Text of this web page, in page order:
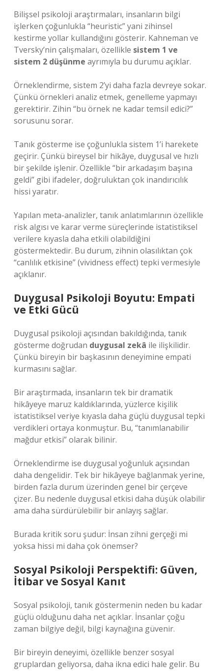
Bilişsel psikoloji araştırmaları, insanların bilgi
işlerken çoğunlukla “heuristic” yani zihinsel
kestirme yollar kullandığını gösterir. Kahneman ve
Tversky’nin çalışmaları, özellikle sistem 1 ve
sistem 2 düşünme ayrımıyla bu durumu açıklar.
Örneklendirme, sistem 2’yi daha fazla devreye sokar.
Çünkü örnekleri analiz etmek, genelleme yapmayı
gerektirir. Zihin “bu örnek ne kadar temsil edici?”
sorusunu sorar.
Tanık gösterme ise çoğunlukla sistem 1’i harekete
geçirir. Çünkü bireysel bir hikâye, duygusal ve hızlı
bir şekilde işlenir. Özellikle “bir arkadaşım başına
geldi” gibi ifadeler, doğruluktan çok inandırıcılık
hissi yaratır.
Yapılan meta-analizler, tanık anlatımlarının özellikle
risk algısı ve karar verme süreçlerinde istatistiksel
verilere kıyasla daha etkili olabildiğini
göstermektedir. Bu durum, zihnin olasılıktan çok
“canlılık etkisine” (vividness effect) tepki vermesiyle
açıklanır.
Duygusal Psikoloji Boyutu: Empati
ve Etki Gücü
Duygusal psikoloji açısından bakıldığında, tanık
gösterme doğrudan duygusal zekâ ile ilişkilidir.
Çünkü bireyin bir başkasının deneyimine empati
kurmasını sağlar.
Bir araştırmada, insanların tek bir dramatik
hikâyeye maruz kaldıklarında, yüzlerce kişilik
istatistiksel veriye kıyasla daha güçlü duygusal tepki
verdikleri ortaya konmuştur. Bu, “tanımlanabilir
mağdur etkisi” olarak bilinir.
Örneklendirme ise duygusal yoğunluk açısından
daha dengelidir. Tek bir hikâyeye bağlanmak yerine,
birden fazla durum üzerinden genel bir çerçeve
çizer. Bu nedenle duygusal etkisi daha düşük olabilir
ama daha sürdürülebilir bir anlayış sağlar.
Burada kritik soru şudur: İnsan zihni gerçeği mi
yoksa hissi mi daha çok önemser?
Sosyal Psikoloji Perspektifi: Güven,
İtibar ve Sosyal Kanıt
Sosyal psikoloji, tanık göstermenin neden bu kadar
güçlü olduğunu daha net açıklar. İnsanlar çoğu
zaman bilgiye değil, bilgi kaynağına güvenir.
Bir bireyin deneyimi, özellikle benzer sosyal
gruplardan geliyorsa, daha ikna edici hale gelir. Bu